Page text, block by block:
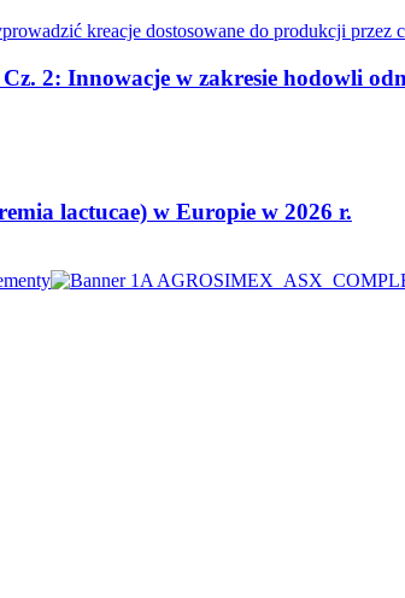
2: Innowacje w zakresie hodowli
lactucae) w Europie w 2026 r.